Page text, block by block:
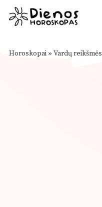
Horoskopai » Vardų reikšmės